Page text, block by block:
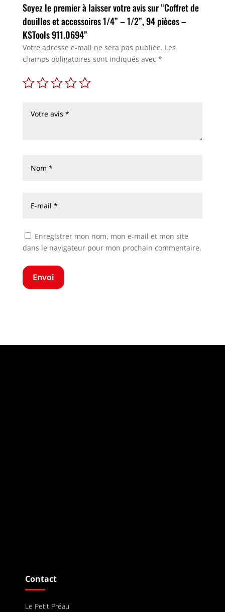
Soyez le premier à laisser votre avis sur “Coffret de
douilles et accessoires 1/4” – 1/2”, 94 pièces –
KSTools 911.0694”
Votre adresse e-mail ne sera pas publiée. Les
champs obligatoires sont indiqués avec *
Enregistrer mon nom, mon e-mail et mon site
dans le navigateur pour mon prochain commentaire.
Envoi
Contact
Le Petit Préau